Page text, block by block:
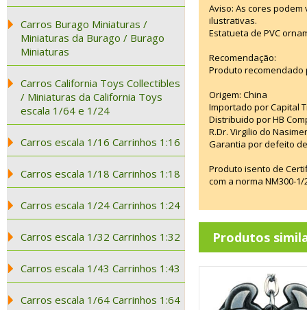
Carros Burago Miniaturas /
Miniaturas da Burago / Burago
Miniaturas
Carros California Toys Collectibles
/ Miniaturas da California Toys
escala 1/64 e 1/24
Carros escala 1/16 Carrinhos 1:16
Carros escala 1/18 Carrinhos 1:18
Carros escala 1/24 Carrinhos 1:24
Carros escala 1/32 Carrinhos 1:32
Carros escala 1/43 Carrinhos 1:43
Carros escala 1/64 Carrinhos 1:64
Aviso: As cores
ilustrativas.
Estatueta de PVC
Recomendação:
Produto recomendado
Origem: China
Importado por Capital
Distribuido por HB
R.Dr. Virgilio do
Garantia por defeito
Produto isento de
com a norma NM300-
Produtos